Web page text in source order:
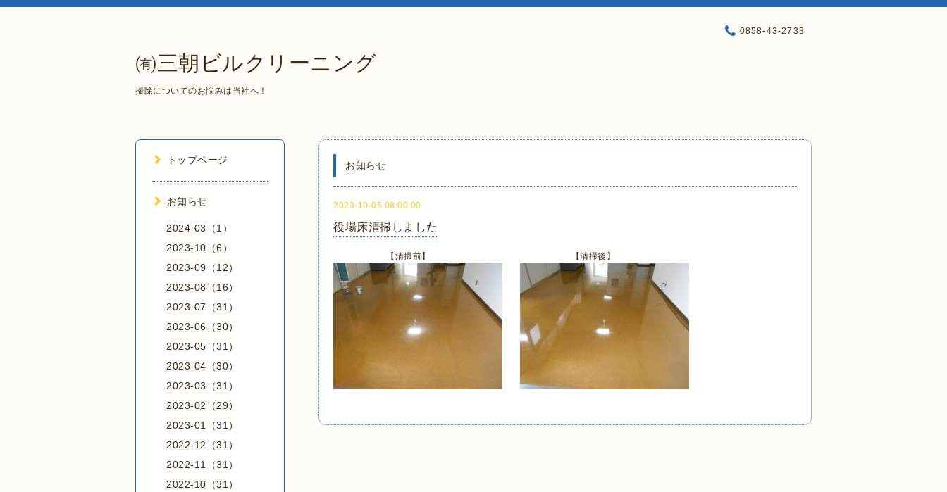
㈲三朝ビルクリーニング
掃除についてのお悩みは当社へ！
0858-43-2733
お知らせ
2023-10-05 08:00:00
役場床清掃しました
【清掃前】 【清掃後】
トップページ
お知らせ
2024-03（1）
2023-10（6）
2023-09（12）
2023-08（16）
2023-07（31）
2023-06（30）
2023-05（31）
2023-04（30）
2023-03（31）
2023-02（29）
2023-01（31）
2022-12（31）
2022-11（31）
2022-10（31）